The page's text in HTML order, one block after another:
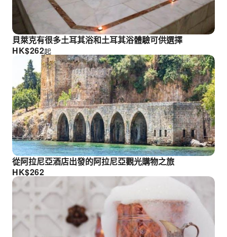
貝萊克有很多土耳其浴和土耳其浴體驗可供選擇
HK$262起
從阿拉尼亞酒店出發的阿拉尼亞觀光購物之旅
HK$262